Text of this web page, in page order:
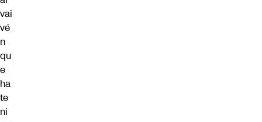
vai
vé
n
qu
e
ha
te
ni